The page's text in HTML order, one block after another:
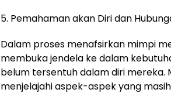
5. Pemahaman akan Diri dan
Dalam proses menafsirkan mimpi
membuka jendela ke dalam
belum tersentuh dalam diri mereka.
menjelajahi aspek-aspek yang